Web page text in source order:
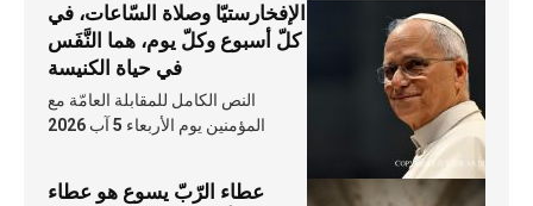
الإفخارستيّا وصلاة السّاعات، في
كلّ أسبوع وكلّ يوم، هما النَّفَس
في حياة الكنيسة
النص الكامل للمقابلة العامّة مع
المؤمنين يوم الأربعاء 5 آب 2026
عطاء الرّبّ يسوع هو عطاء